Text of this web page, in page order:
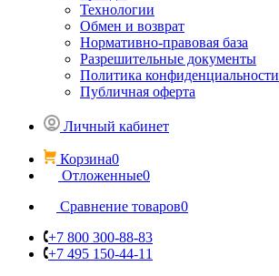
Технологии
Обмен и возврат
Нормативно-правовая база
Разрешительные документы
Политика конфиденциальности
Публичная оферта
Личный кабинет
Корзина0
Отложенные0
Сравнение товаров0
+7 800 300-88-83
+7 495 150-44-11